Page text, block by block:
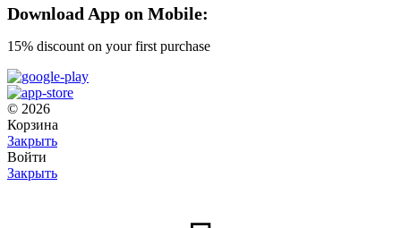
Download App on Mobile:
15% discount on your first purchase
© 2026
Корзина
Закрыть
Войти
Закрыть